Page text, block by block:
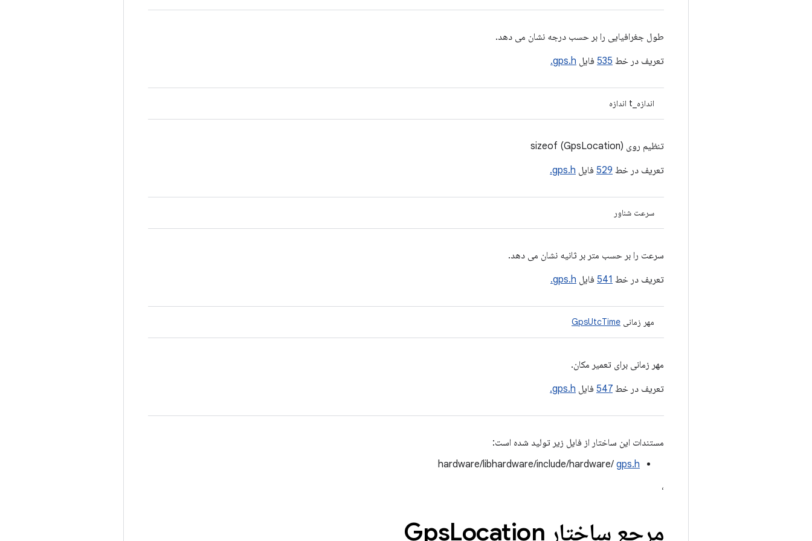
طول جغرافیایی را بر حسب درجه نشان می دهد.
تعریف در خط 535 فایل gps.h.
اندازه_t اندازه
تنظیم روی sizeof (GpsLocation)
تعریف در خط 529 فایل gps.h.
سرعت شناور
سرعت را بر حسب متر بر ثانیه نشان می دهد.
تعریف در خط 541 فایل gps.h.
مهر زمانی GpsUtcTime
مهر زمانی برای تعمیر مکان.
تعریف در خط 547 فایل gps.h.
مستندات این ساختار از فایل زیر تولید شده است:
hardware/libhardware/include/hardware/ gps.h
،
مرجع ساختار Gps Location